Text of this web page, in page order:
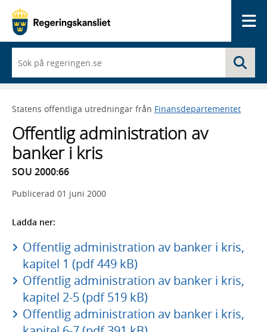
du
börjar
skriva
framträder
lista
med
sökförslag
Statens offentliga utredningar från Finansdepartementet
Offentlig administration av
banker i kris
SOU 2000:66
Publicerad 01 juni 2000
Ladda ner:
Offentlig administration av banker i kris,
kapitel 1 (pdf 449 kB)
Offentlig administration av banker i kris,
kapitel 2-5 (pdf 519 kB)
Offentlig administration av banker i kris,